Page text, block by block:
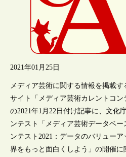
2021年01月25日
メディア芸術に関する情報を掲載す
サイト「メディア芸術カレントコン
の2021年1月22日付け記事に、文化
ンテスト「メディア芸術データベー
ンテスト2021：データのバリューア
界をもっと面白くしよう」の開催に